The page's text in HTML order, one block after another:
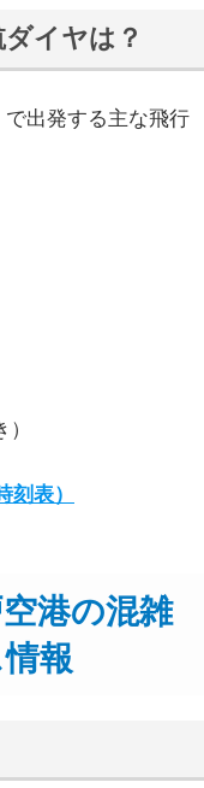
イヤは？
出発する主な飛行
表）
港の混雑
報